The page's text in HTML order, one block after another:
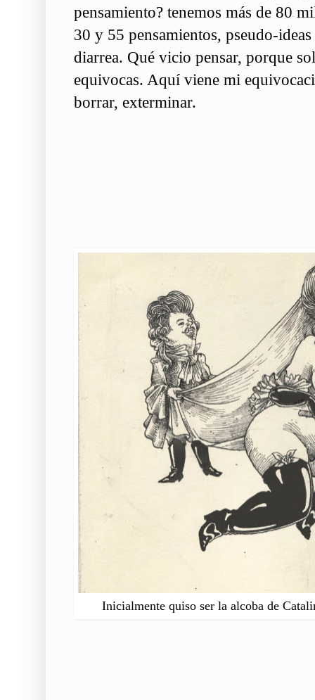
pensamiento? tenemos más de 80
30 y 55 pensamientos, pseudo-
diarrea. Qué vicio pensar, porque
equivocas. Aquí viene mi
borrar, exterminar.
Inicialmente quiso ser la alcoba de